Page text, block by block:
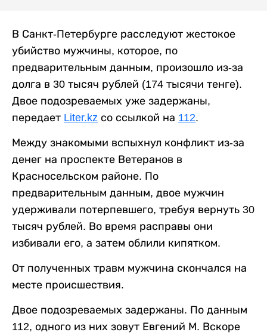
В Санкт-Петербурге расследуют жестокое
убийство мужчины, которое, по
предварительным данным, произошло из-за
долга в 30 тысяч рублей (174 тысячи тенге).
Двое подозреваемых уже задержаны,
передает Liter.kz со ссылкой на 112.
Между знакомыми вспыхнул конфликт из-за
денег на проспекте Ветеранов в
Красносельском районе. По
предварительным данным, двое мужчин
удерживали потерпевшего, требуя вернуть 30
тысяч рублей. Во время расправы они
избивали его, а затем облили кипятком.
От полученных травм мужчина скончался на
месте происшествия.
Двое подозреваемых задержаны. По данным
112, одного из них зовут Евгений М. Вскоре